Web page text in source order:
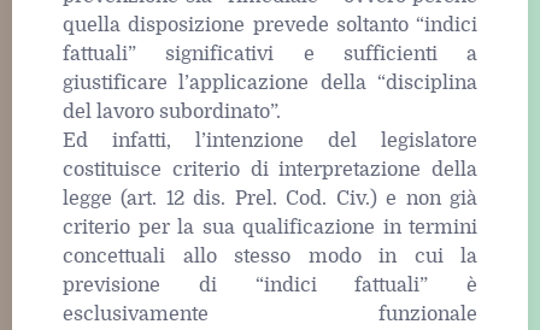
quella disposizione prevede soltanto “indici
fattuali” significativi e sufficienti a
giustificare l’applicazione della “disciplina
del lavoro subordinato”.
Ed infatti, l’intenzione del legislatore
costituisce criterio di interpretazione della
legge (art. 12 dis. Prel. Cod. Civ.) e non già
criterio per la sua qualificazione in termini
concettuali allo stesso modo in cui la
previsione di “indici fattuali” è
esclusivamente funzionale